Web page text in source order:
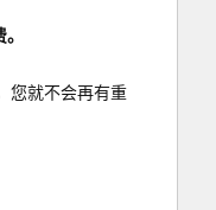
您就不会再有重